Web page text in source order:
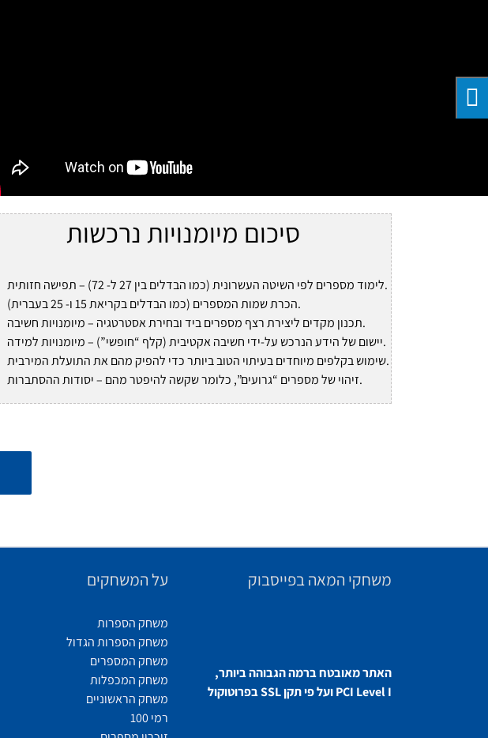
סיכום מיומנויות נרכשות
לימוד מספרים לפי השיטה העשרונית (כמו הבדלים בין 27 ל- 72) – תפישה חזותית.
הכרת שמות המספרים (כמו הבדלים בקריאת 15 ו- 25 בעברית).
תכנון מקדים ליצירת רצף מספרים ביד ובחירת אסטרטגיה – מיומנויות חשיבה.
יישום של הידע הנרכש על-ידי חשיבה אקטיבית (קלף “חופשי”) – מיומנויות למידה.
שימוש בקלפים מיוחדים בעיתוי הטוב ביותר כדי להפיק מהם את התועלת המירבית.
זיהוי של מספרים “גרועים”, כלומר שקשה להיפטר מהם – יסודות ההסתברות.
על המשחקים
משחק הספרות
משחק הספרות הגדול
משחק המספרים
משחק המכפלות
משחק הראשוניים
רמי 100
משחקי המאה בפייסבוק
האתר מאובטח ברמה הגבוהה ביותר,
בפרוטוקול SSL ועל פי תקן PCI Level I